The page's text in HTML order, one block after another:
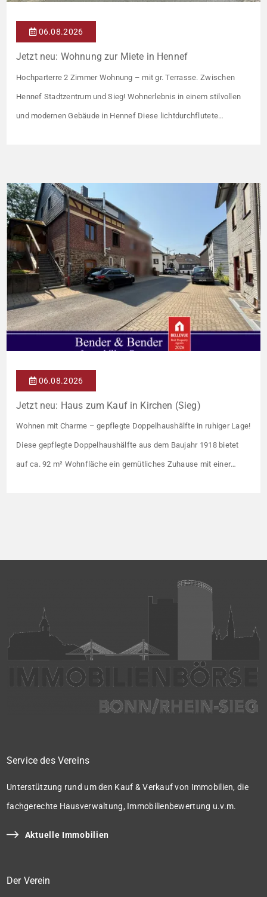
06.08.2026
Jetzt neu: Wohnung zur Miete in Hennef
Hochparterre 2 Zimmer Wohnung – mit gr. Terrasse. Zwischen
Hennef Stadtzentrum und Sieg! Wohnerlebnis in einem stilvollen
und modernen Gebäude in Hennef Diese lichtdurchflutete
Fußbodenheizung Modern gefliestes Badezimmer mit großem
Handtuchheizkörper Beheizung über eine energieeffiziente Luft-
Wasser-Wärmepumpe Die […]
06.08.2026
Jetzt neu: Haus zum Kauf in Kirchen (Sieg)
Wohnen mit Charme – gepflegte Doppelhaushälfte in ruhiger Lage!
Diese gepflegte Doppelhaushälfte aus dem Baujahr 1918 bietet
auf ca. 92 m² Wohnfläche ein gemütliches Zuhause mit einer
Der Verein
Service des Vereins
Unterstützung rund um den Kauf & Verkauf von Immobilien, die
fachgerechte Hausverwaltung, Immobilienbewertung u.v.m.
Aktuelle Immobilien